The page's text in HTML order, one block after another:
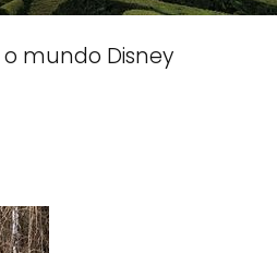
mundo Disney